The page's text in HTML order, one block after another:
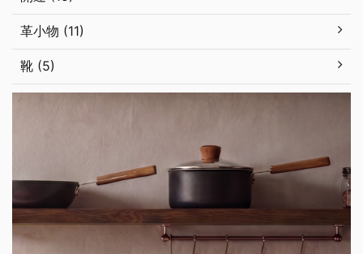
革小物 (11)
靴 (5)